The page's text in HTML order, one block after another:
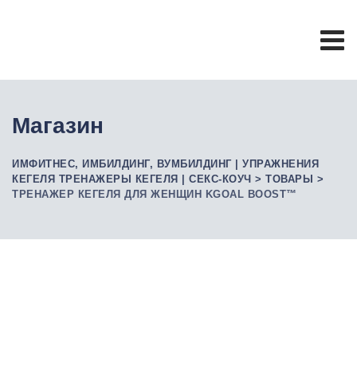
Магазин
ИМФИТНЕС, ИМБИЛДИНГ, ВУМБИЛДИНГ | УПРАЖНЕНИЯ
КЕГЕЛЯ ТРЕНАЖЕРЫ КЕГЕЛЯ | СЕКС-КОУЧ > ТОВАРЫ >
ТРЕНАЖЕР КЕГЕЛЯ ДЛЯ ЖЕНЩИН KGOAL BOOST™